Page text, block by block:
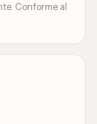
Conforme al